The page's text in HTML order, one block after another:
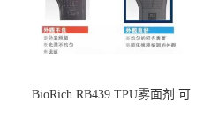
BioRich RB439 TPU雾面剂 可